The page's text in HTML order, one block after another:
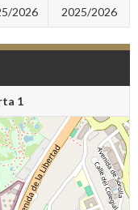
2026 2025/2026
1